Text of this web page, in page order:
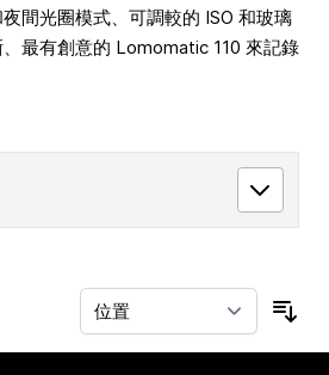
間光圈模式、可調較的 ISO 和玻璃
最有創意的 Lomomatic 110 來記錄